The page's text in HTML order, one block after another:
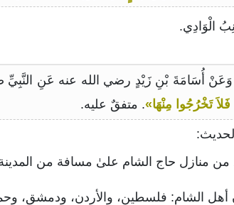
الْوَادِي.
فَلاَ تَخْرُجُوا مِنْهَا». متفقٌ عليه.
منازل حاج الشام علىٰ مسافة من المدينة
أهل الشام: فلسطين، والأردن، ودمشق،